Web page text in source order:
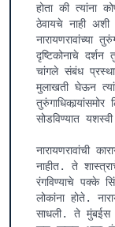
होता की त्यांना
ठेवायचे नाही अशी
नारायणरावांच्या
दृष्टिकोनाचे दर्शन
चांगले संबंध
मुलाखती घेऊन
सोडविण्यात
नारायणरावांची
नाहीत. ते
रंगविण्याचे पक्के
लोकांना होते.
साधली. ते मुंबईस